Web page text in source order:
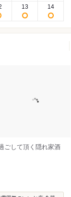
13 14
ごして頂く隠れ家酒